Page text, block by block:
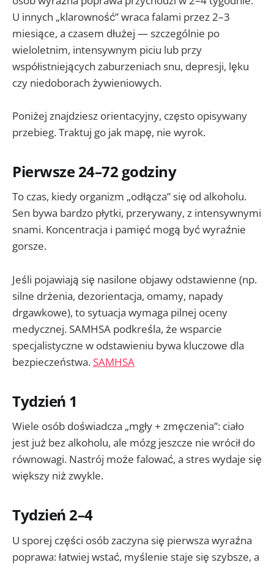
U innych „klarowność” wraca falami przez 2–3
miesiące, a czasem dłużej — szczególnie po
wieloletnim, intensywnym piciu lub przy
współistniejących zaburzeniach snu, depresji, lęku
czy niedoborach żywieniowych.
Poniżej znajdziesz orientacyjny, często opisywany
przebieg. Traktuj go jak mapę, nie wyrok.
Pierwsze 24–72 godziny
To czas, kiedy organizm „odłącza” się od alkoholu.
Sen bywa bardzo płytki, przerywany, z intensywnymi
snami. Koncentracja i pamięć mogą być wyraźnie
gorsze.
Jeśli pojawiają się nasilone objawy odstawienne (np.
silne drżenia, dezorientacja, omamy, napady
drgawkowe), to sytuacja wymaga pilnej oceny
medycznej. SAMHSA podkreśla, że wsparcie
specjalistyczne w odstawieniu bywa kluczowe dla
bezpieczeństwa. SAMHSA
Tydzień 1
Wiele osób doświadcza „mgły + zmęczenia”: ciało
jest już bez alkoholu, ale mózg jeszcze nie wrócił do
równowagi. Nastrój może falować, a stres wydaje się
większy niż zwykle.
Tydzień 2–4
U sporej części osób zaczyna się pierwsza wyraźna
poprawa: łatwiej wstać, myślenie staje się szybsze, a